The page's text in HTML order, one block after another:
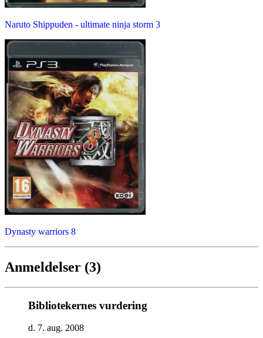
Naruto Shippuden - ultimate ninja storm 3
Dynasty warriors 8
Anmeldelser (3)
Bibliotekernes vurdering
d. 7. aug. 2008